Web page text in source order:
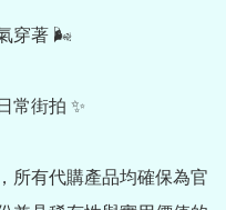
穿著 🌬️
常街拍 ✨
所有代購產品均確保為官